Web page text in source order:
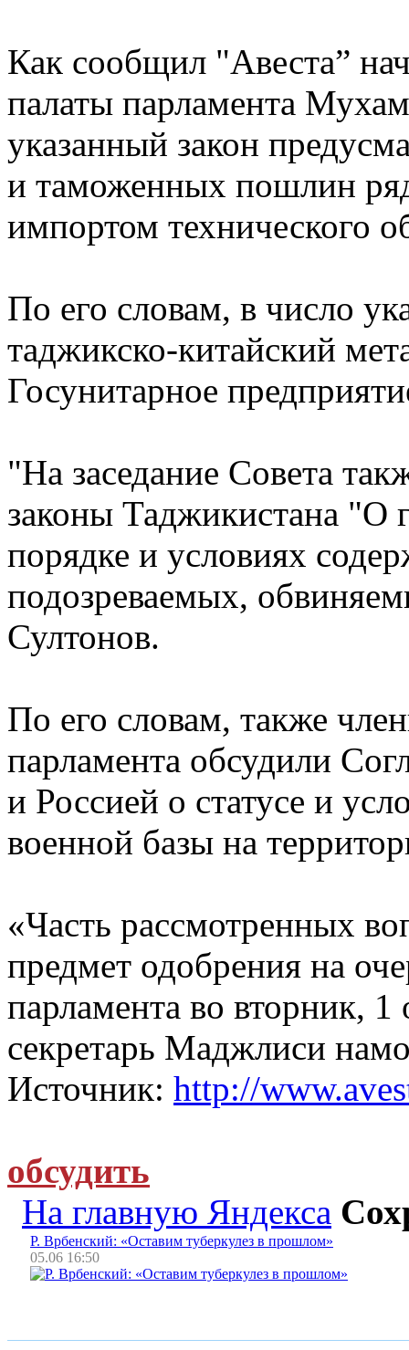
Как сообщил "Авеста”
палаты парламента
указанный закон
и таможенных пошлин
импортом технического
По его словам, в число
таджикско-китайский
Госунитарное
"На заседание Совета
законы Таджикистана "О
порядке и условиях
подозреваемых,
Султонов.
По его словам, также
парламента обсудили
и Россией о статусе и
военной базы на
«Часть рассмотренных
предмет одобрения на
парламента во вторник,
секретарь Маджлиси
Источник: http://
обсудить
На главную Яндекса
Р. Врбенский: «Оставим туберкулез в прошлом»
05.06 16:50